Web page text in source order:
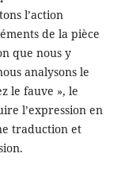
l’action
de la pièce
que nous y
analysons le
le fauve », le
l’expression en
traduction et